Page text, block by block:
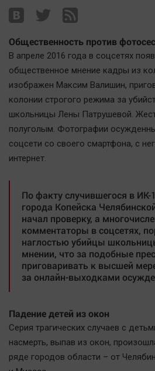
Поиск
Наша победа
Общество
Политика
Происшествия
Здоровье
Культура
Мнения
Спорт
Технологии
Отраслевые темы
Hедвижимость
Автомобили
XX век: криминальные уроки
Медиаграмотность
Общественность против
В апреле 2016 года в соцсетях
общественное мнение кадры из
изображен Максим Валишин,
колонии строгого режима за
школьницы Лены Патрушевой.
полуголым. Фотографии
соцсети со своего смартфона, с
интернет.
По факту случившегося в ИК-
города Копейска
начал проверку, а
комментаторы в соцсетях,
наглостью убийцы
мнении, что за подобные
приговаривать к высшей
за онлайн-выходками
Падение детей из окон
Серия трагических случаев с
насмерть, выпав из окон,
ряде городов области – от